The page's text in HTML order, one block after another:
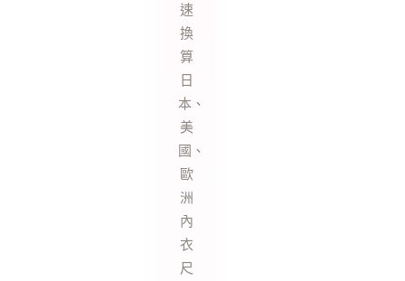
速
換
算
日
本、
美
國、
歐
洲
內
衣
尺